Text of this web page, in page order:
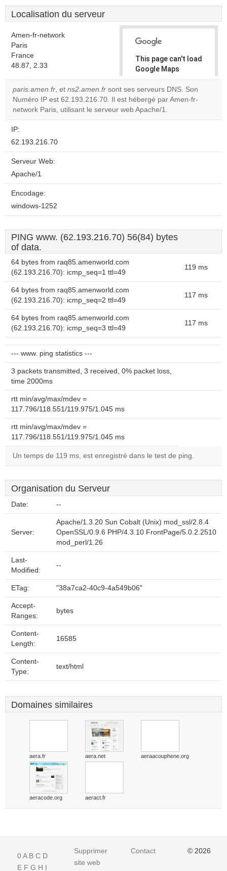
Localisation du serveur
Amen-fr-network
Paris
France
48.87, 2.33
This page can't load
Google Maps
correctly.
Do you
own this
paris.amen.fr, et ns2.amen.fr sont ses serveurs DNS. Son
Numéro IP est 62.193.216.70. Il est hébergé par Amen-fr-
network Paris, utilisant le serveur web Apache/1.
IP:
62.193.216.70
Serveur Web:
Apache/1
Encodage:
windows-1252
PING www. (62.193.216.70) 56(84) bytes
of data.
64 bytes from raq85.amenworld.com
(62.193.216.70): icmp_seq=1 ttl=49
119 ms
64 bytes from raq85.amenworld.com
(62.193.216.70): icmp_seq=2 ttl=49
117 ms
64 bytes from raq85.amenworld.com
(62.193.216.70): icmp_seq=3 ttl=49
117 ms
--- www. ping statistics ---
3 packets transmitted, 3 received, 0% packet loss,
time 2000ms
rtt min/avg/max/mdev =
117.796/118.551/119.975/1.045 ms
rtt min/avg/max/mdev =
117.796/118.551/119.975/1.045 ms
Un temps de 119 ms, est enregistré dans le test de ping.
Organisation du Serveur
Date: --
Server:
Apache/1.3.20 Sun Cobalt (Unix) mod_ssl/2.8.4
OpenSSL/0.9.6 PHP/4.3.10 FrontPage/5.0.2.2510
mod_perl/1.26
Last-
Modified:
--
ETag: "38a7ca2-40c9-4a549b06"
Accept-
Ranges:
bytes
Content-
Length:
16585
Content-
Type:
text/html
Domaines similaires
aera.fr aera.net aeraacouphene.org
aeracode.org aeract.fr
0A B C D
E F G H I
Supprimer
site web
Contact © 2026